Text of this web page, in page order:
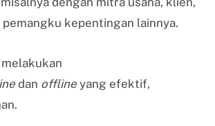
pemangku kepentingan lainnya.
dan offline yang efektif,